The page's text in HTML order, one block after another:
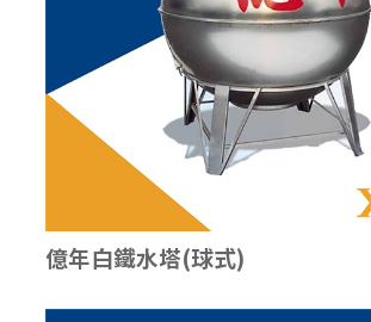
億年白鐵水塔(球式)